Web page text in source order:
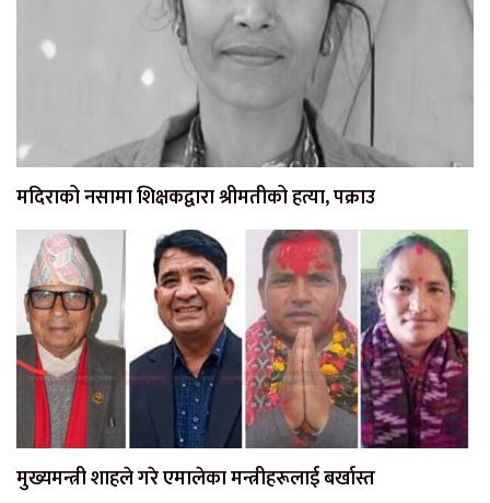
मदिराको नसामा शिक्षकद्वारा श्रीमतीको हत्या, पक्राउ
मुख्यमन्त्री शाहले गरे एमालेका मन्त्रीहरूलाई बर्खास्त